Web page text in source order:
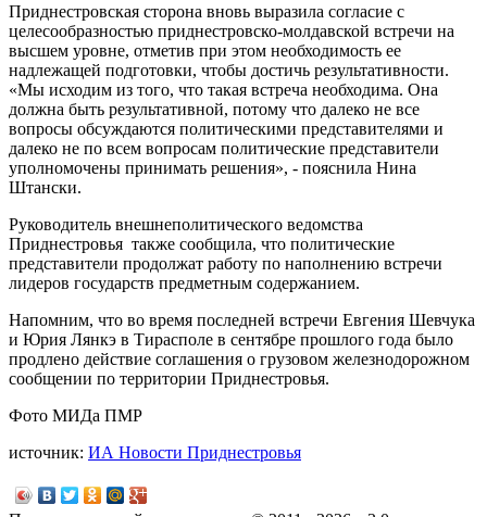
Приднестровская сторона вновь выразила согласие с
целесообразностью приднестровско-молдавской встречи на
высшем уровне, отметив при этом необходимость ее
надлежащей подготовки, чтобы достичь результативности.
«Мы исходим из того, что такая встреча необходима. Она
должна быть результативной, потому что далеко не все
вопросы обсуждаются политическими представителями и
далеко не по всем вопросам политические представители
уполномочены принимать решения», - пояснила Нина
Штански.
Руководитель внешнеполитического ведомства
Приднестровья также сообщила, что политические
представители продолжат работу по наполнению встречи
лидеров государств предметным содержанием.
Напомним, что во время последней встречи Евгения Шевчука
и Юрия Лянкэ в Тирасполе в сентябре прошлого года было
продлено действие соглашения о грузовом железнодорожном
сообщении по территории Приднестровья.
Фото МИДа ПМР
источник: ИА Новости Приднестровья